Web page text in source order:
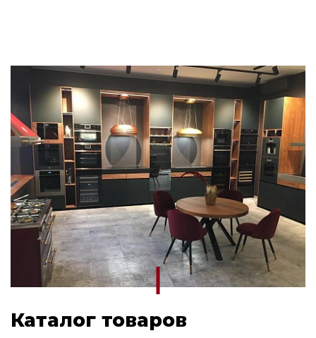
Каталог товаров